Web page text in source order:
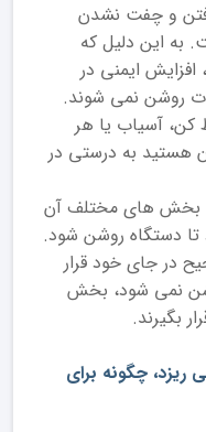
و چفت نشدن
این دلیل که
افزایش ایمنی در
روشن نمی ‌شوند.
‌کن، آسیاب یا هر
هستید به درستی در
بخش‌ های مختلف آن
تا دستگاه روشن شود.
در جای خود قرار
نمی ‌شود، بخش
بگیرند.
ریزد، چگونه برای